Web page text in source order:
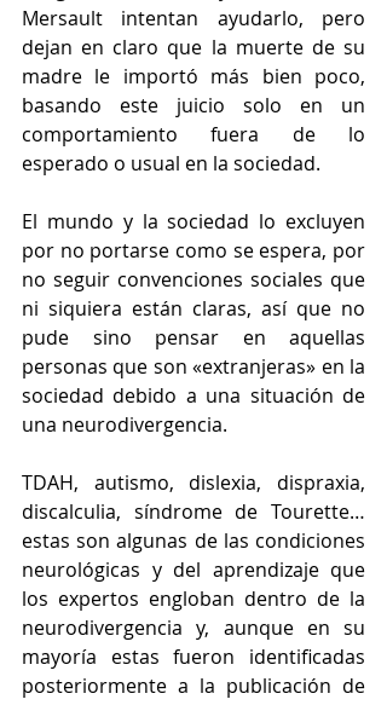
Mersault intentan ayudarlo, pero
dejan en claro que la muerte de su
madre le importó más bien poco,
basando este juicio solo en un
comportamiento fuera de lo
esperado o usual en la sociedad.
El mundo y la sociedad lo excluyen
por no portarse como se espera, por
no seguir convenciones sociales que
ni siquiera están claras, así que no
pude sino pensar en aquellas
personas que son «extranjeras» en la
sociedad debido a una situación de
una neurodivergencia.
TDAH, autismo, dislexia, dispraxia,
discalculia, síndrome de Tourette…
estas son algunas de las condiciones
neurológicas y del aprendizaje que
los expertos engloban dentro de la
neurodivergencia y, aunque en su
mayoría estas fueron identificadas
posteriormente a la publicación de